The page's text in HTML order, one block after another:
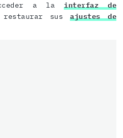
a lainterfaz de
susajustes de